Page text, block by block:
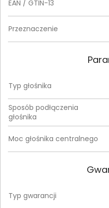
EAN / GTIN-13
Przeznaczenie
Typ głośnika
Sposób podłączenia
głośnika
Moc głośnika centralnego
Typ gwarancji